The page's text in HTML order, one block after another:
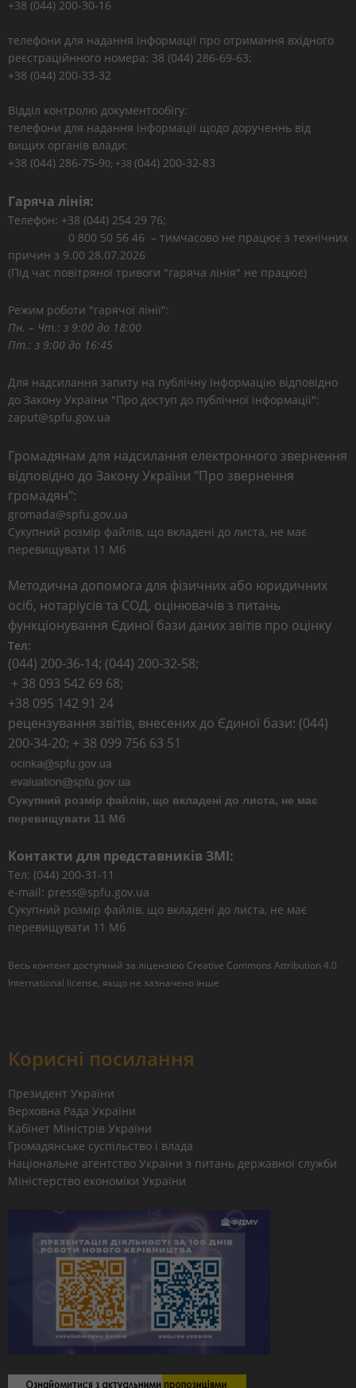
+38 (044) 200-30-16
телефони для надання інформації про отримання вхідного
реєстраційнного номера: 38 (044) 286-69-63;
+38 (044) 200-33-32
Відділ контролю документообігу:
телефони для надання інформації щодо дорученнь від
вищих органів влади:
+38 (044) 286-75-90; +38 (044) 200-32-83
Гаряча лінія:
Телефон: +38 (044) 254 29 76;
0 800 50 56 46 – тимчасово не працює з технічних
причин з 9.00 28.07.2026
(Під час повітряної тривоги "гаряча лінія" не працює)
Режим роботи "гарячої лінії":
Пн. – Чт.: з 9:00 до 18:00
Пт.: з 9:00 до 16:45
Для надсилання запиту на публічну інформацію відповідно
до Закону України "Про доступ до публічної інформації":
zaput@spfu.gov.ua
Громадянам для надсилання електронного звернення
відповідно до Закону України "Про звернення
громадян":
gromada@spfu.gov.ua
Сукупний розмір файлів, що вкладені до листа, не має
перевищувати 11 Мб
Методична допомога для фізичних або юридичних
осіб, нотаріусів та СОД, оцінювачів з питань
функціонування Єдиної бази даних звітів про оцінку
Тел:
(044) 200-36-14; (044) 200-32-58;
+ 38 093 542 69 68;
+38 095 142 91 24
рецензування звітів, внесених до Єдиної бази: (044)
200-34-20; + 38 099 756 63 51
Сукупний розмір файлів, що вкладені до листа, не має
перевищувати 11 Мб
Контакти для представників ЗМІ:
Тел: (044) 200-31-11
e-mail: press@spfu.gov.ua
Сукупний розмір файлів, що вкладені до листа, не має
перевищувати 11 Мб
Весь контент доступний за ліцензією Creative Commons Attribution 4.0
International license, якщо не зазначено інше
Корисні посилання
Президент України
Верховна Рада України
Кабінет Міністрів України
Громадянське суспільство і влада
Національне агентство України з питань державної служби
Міністерство економіки України